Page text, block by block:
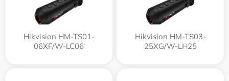
Hikvision HM-TS01-
06XF/W-LC06
Hikvision HM-TS03-
25XG/W-LH25